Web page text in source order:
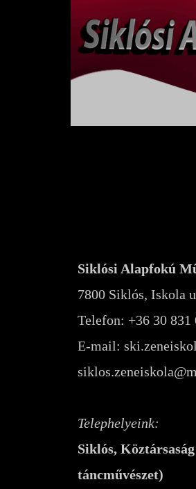
Siklósi Alapfokú
7800 Siklós, Iskola
Telefon: +36 30 831
E-mail:
Telephelyeink:
Siklós,
táncművészet)